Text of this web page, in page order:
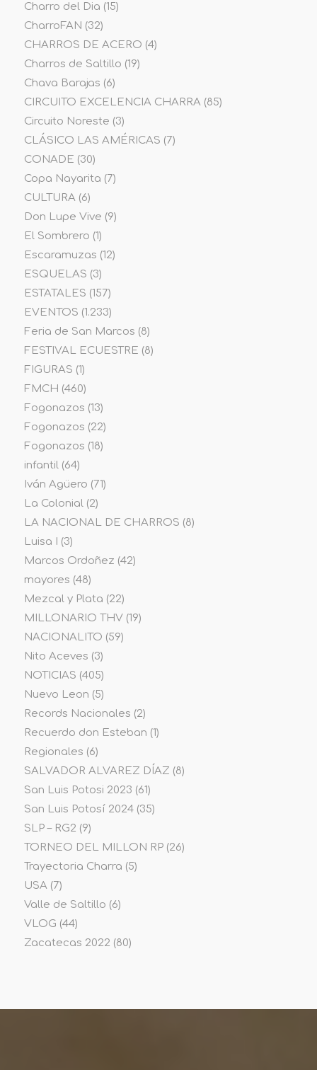
Charro del Dia (15)
CharroFAN (32)
CHARROS DE ACERO (4)
Charros de Saltillo (19)
Chava Barajas (6)
CIRCUITO EXCELENCIA CHARRA(85)
Circuito Noreste (3)
CLÁSICO LAS AMÉRICAS (7)
CONADE (30)
Copa Nayarita (7)
CULTURA(6)
Don Lupe Vive (9)
El Sombrero (1)
Escaramuzas (12)
ESQUELAS (3)
ESTATALES (157)
EVENTOS (1.233)
Feria de San Marcos (8)
FESTIVAL ECUESTRE (8)
FIGURAS (1)
FMCH (460)
Fogonazos (13)
Fogonazos (22)
Fogonazos (18)
infantil(64)
Iván Agüero (71)
La Colonial(2)
LA NACIONAL DE CHARROS (8)
Luisa I
(3)
Marcos Ordoñez (42)
mayores (48)
Mezcal y Plata (22)
MILLONARIO THV(19)
NACIONALITO (59)
Nito Aceves (3)
NOTICIAS (405)
Nuevo Leon (5)
Records Nacionales (2)
Recuerdo don Esteban (1)
Regionales (6)
SALVADOR ALVAREZ DÍAZ (8)
San Luis Potosi 2023 (61)
San Luis Potosí 2024(35)
SLP – RG2 (9)
TORNEO DEL MILLON RP(26)
Trayectoria Charra (5)
USA(7)
Valle de Saltillo (6)
VLOG (44)
Zacatecas 2022 (80)